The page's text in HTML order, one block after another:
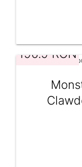
196.9 RON